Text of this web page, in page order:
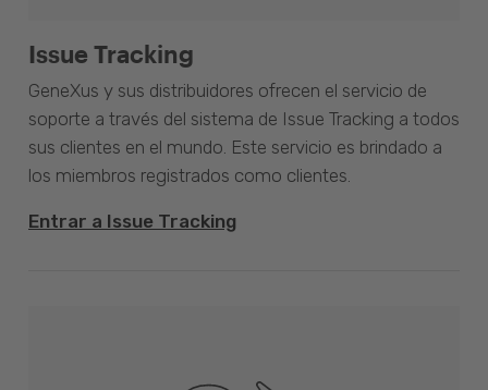
Issue Tracking
GeneXus y sus distribuidores ofrecen el servicio de
soporte a través del sistema de Issue Tracking a todos
sus clientes en el mundo. Este servicio es brindado a
los miembros registrados como clientes.
Entrar a Issue Tracking